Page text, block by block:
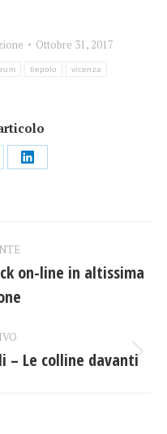
Ottobre 31, 2017
tiepolo vicenza
Condividi
on-line in altissima
– Le colline davanti